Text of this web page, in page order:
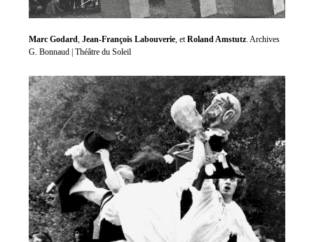
Marc Godard ,Jean-François Labouverie , etRoland Amstutz . Archives
G. Bonnaud | Théâtre du Soleil